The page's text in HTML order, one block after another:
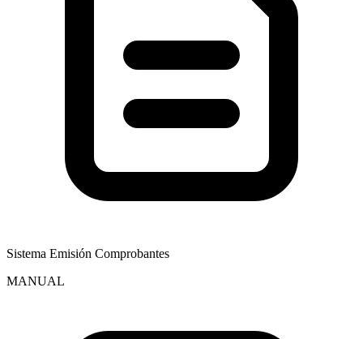
Sistema Emisión Comprobantes
MANUAL